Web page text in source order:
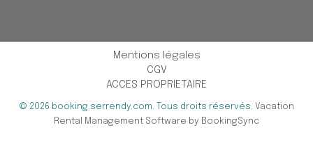
Mentions légales
CGV
ACCES PROPRIETAIRE
© 2026 booking.serrendy.com. Tous droits réservés. Vacation
Rental Management Software by BookingSync